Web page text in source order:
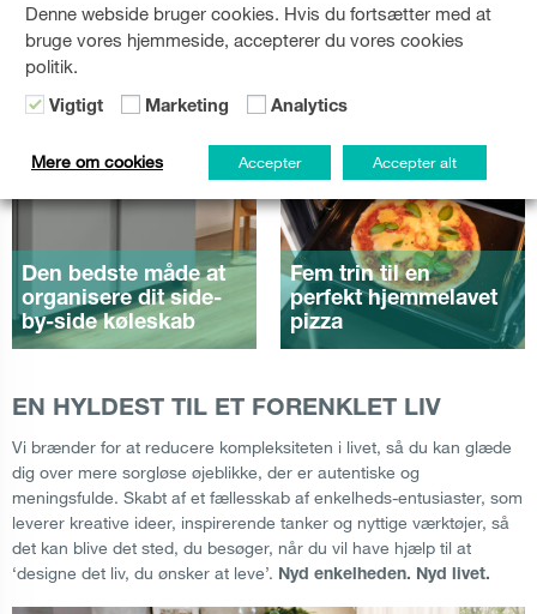
Den bedste måde at
organisere dit side-
by-side køleskab
Lækker Creme
Fem trin til en
perfekt hjemmelavet
pizza
EN HYLDEST TIL ET FORENKLET LIV
Vi brænder for at reducere kompleksiteten i livet, så du kan glæde
dig over mere sorgløse øjeblikke, der er autentiske og
meningsfulde. Skabt af et fællesskab af enkelheds-entusiaster, som
leverer kreative ideer, inspirerende tanker og nyttige værktøjer, så
det kan blive det sted, du besøger, når du vil have hjælp til at
‘designe det liv, du ønsker at leve’. Nyd enkelheden. Nyd livet.
Denne webside bruger cookies. Hvis du fortsætter med at
bruge vores hjemmeside, accepterer du vores cookies
politik.
Vigtigt Marketing Analytics
Mere om cookies Accepter Accepter alt